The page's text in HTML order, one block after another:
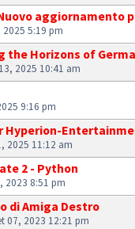
aggiornamento
5:19 pm
the Horizons of
2025 10:41 am
9:16 pm
Hyperion-
2025 11:12 am
2 - Python
2023 8:51 pm
di Amiga Destro
07, 2023 12:21 pm